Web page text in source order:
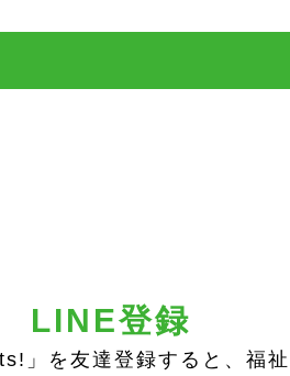
LINE登録
」を友達登録すると、福